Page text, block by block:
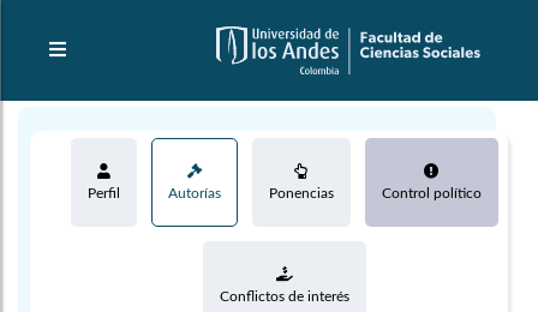
Perfil Autorías Ponencias Control político
Conflictos de interés